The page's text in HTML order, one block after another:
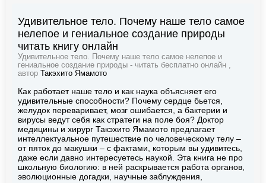
Удивительное тело. Почему наше тело самое
нелепое и гениальное создание природы
читать книгу онлайн
Удивительное тело. Почему наше тело самое нелепое и
гениальное создание природы - читать бесплатно онлайн ,
автор
Такэхито Ямамото
Как работает наше тело и как наука объясняет его
удивительные способности? Почему сердце бьется,
желудок переваривает, мозг ошибается, а бактерии и
вирусы ведут себя как стратеги на поле боя? Доктор
медицины и хирург Такэхито Ямамото предлагает
интеллектуальное путешествие по человеческому телу –
от пяток до макушки – с фактами, которым вы удивитесь,
даже если давно интересуетесь наукой. Эта книга не про
школьную биологию: в ней раскрывается работа органов,
эволюционные догадки, научные заблуждения,